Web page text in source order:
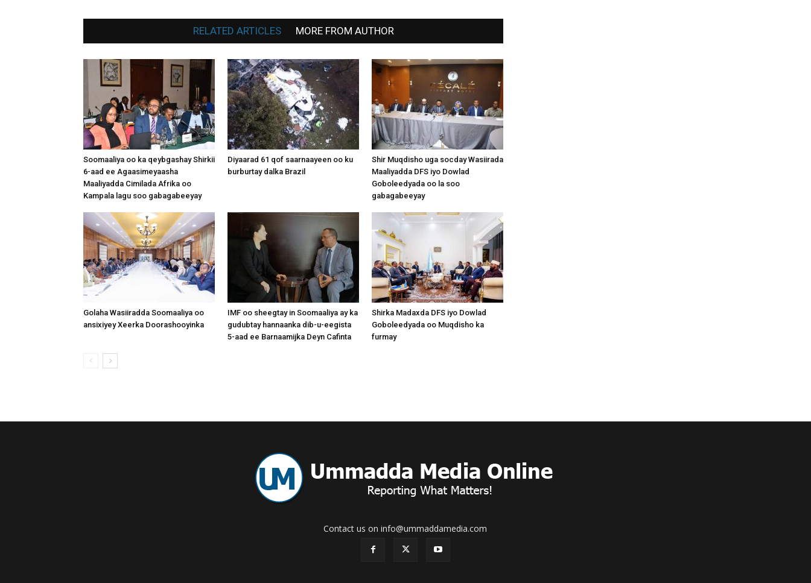
ah,
Somalia
News,
Mogadishu
RELATED ARTICLES MORE FROM AUTHOR
Soomaaliya oo ka qeybgashay Shirkii
6-aad ee Agaasimeyaasha
Maaliyadda Cimilada Afrika oo
Kampala lagu soo gabagabeeyay
Diyaarad 61 qof saarnaayeen oo ku
burburtay dalka Brazil
Shir Muqdisho uga socday Wasiirada
Maaliyadda DFS iyo Dowlad
Goboleedyada oo la soo
gabagabeeyay
Golaha Wasiiradda Soomaaliya oo
ansixiyey Xeerka Doorashooyinka
IMF oo sheegtay in Soomaaliya ay ka
gudubtay hannaanka dib-u-eegista
5-aad ee Barnaamijka Deyn Cafinta
Shirka Madaxda DFS iyo Dowlad
Goboleedyada oo Muqdisho ka
furmay
Contact us on info@ummaddamedia.com